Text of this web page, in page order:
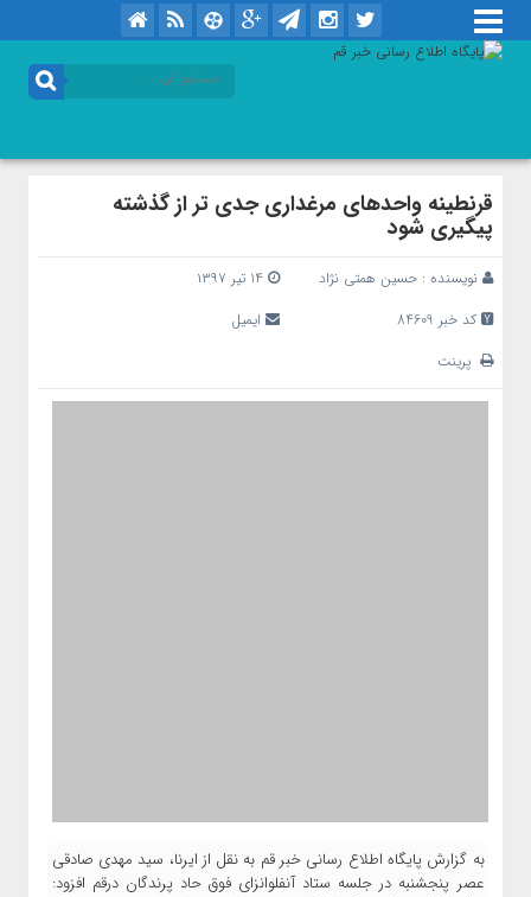
قرنطینه واحدهای مرغداری جدی تر از گذشته
پیگیری شود
نویسنده : حسین همتی نژاد
کد خبر 84609
ایمیل
پرینت
به گزارش پایگاه اطلاع رسانی خبر قم به نقل از ایرنا، سید مهدی صادقی
عصر پنجشنبه در جلسه ستاد آنفلوانزای فوق حاد پرندگان درقم افزود: